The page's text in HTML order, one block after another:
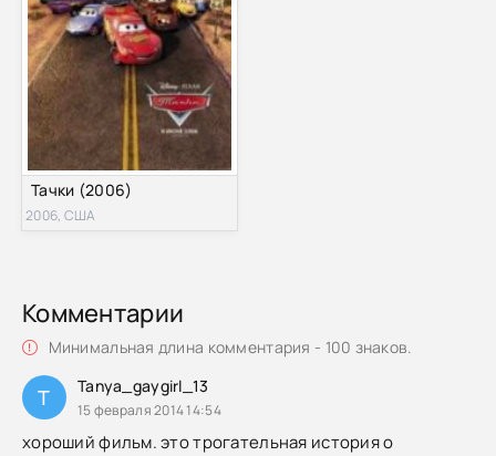
Тачки (2006)
2006, США
Комментарии
Минимальная длина комментария - 100 знаков.
T Tanya_gaygirl_13
15 февраля 2014 14:54
хороший фильм. это трогательная история о